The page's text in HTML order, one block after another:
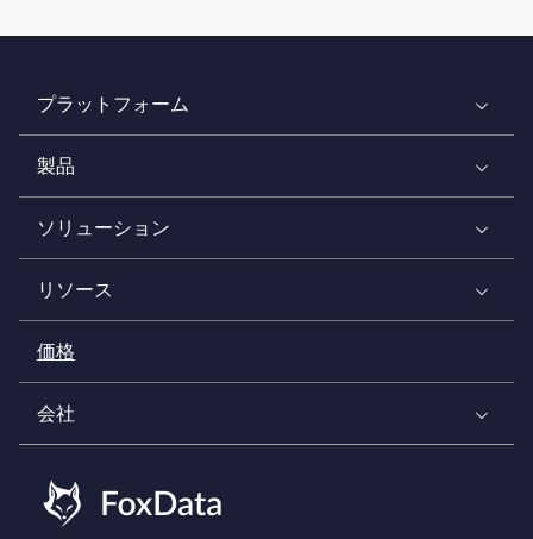
プラットフォーム
製品
ソリューション
リソース
価格
会社